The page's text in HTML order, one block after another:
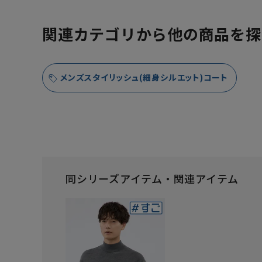
関連カテゴリから他の商品を
メンズスタイリッシュ(細身シルエット)コート
同シリーズアイテム・関連アイテム